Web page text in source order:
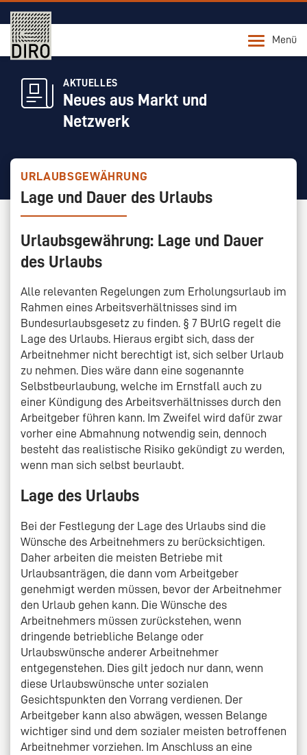
Menü
AKTUELLES
Neues aus Markt und
Netzwerk
URLAUBSGEWÄHRUNG
Lage und Dauer des Urlaubs
Urlaubsgewährung: Lage und Dauer
des Urlaubs
Alle relevanten Regelungen zum Erholungsurlaub im
Rahmen eines Arbeitsverhältnisses sind im
Bundesurlaubsgesetz zu finden. § 7 BUrlG regelt die
Lage des Urlaubs. Hieraus ergibt sich, dass der
Arbeitnehmer nicht berechtigt ist, sich selber Urlaub
zu nehmen. Dies wäre dann eine sogenannte
Selbstbeurlaubung, welche im Ernstfall auch zu
einer Kündigung des Arbeitsverhältnisses durch den
Arbeitgeber führen kann. Im Zweifel wird dafür zwar
vorher eine Abmahnung notwendig sein, dennoch
besteht das realistische Risiko gekündigt zu werden,
wenn man sich selbst beurlaubt.
Lage des Urlaubs
Bei der Festlegung der Lage des Urlaubs sind die
Wünsche des Arbeitnehmers zu berücksichtigen.
Daher arbeiten die meisten Betriebe mit
Urlaubsanträgen, die dann vom Arbeitgeber
genehmigt werden müssen, bevor der Arbeitnehmer
den Urlaub gehen kann. Die Wünsche des
Arbeitnehmers müssen zurückstehen, wenn
dringende betriebliche Belange oder
Urlaubswünsche anderer Arbeitnehmer
entgegenstehen. Dies gilt jedoch nur dann, wenn
diese Urlaubswünsche unter sozialen
Gesichtspunkten den Vorrang verdienen. Der
Arbeitgeber kann also abwägen, wessen Belange
wichtiger sind und dem sozialer meisten betroffenen
Arbeitnehmer vorziehen. Im Anschluss an eine